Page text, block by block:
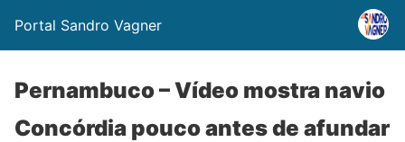
Portal Sandro Vagner
Pernambuco – Vídeo mostra navio
Concórdia pouco antes de afundar